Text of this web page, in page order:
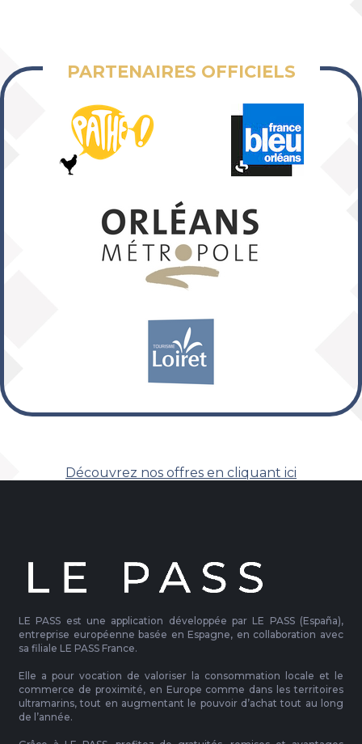
PARTENAIRES OFFICIELS
Découvrez nos offres en cliquant ici
LE PASS est une application développée par LE PASS (España),
entreprise européenne basée en Espagne, en collaboration avec
sa filiale LE PASS France.
Elle a pour vocation de valoriser la consommation locale et le
commerce de proximité, en Europe comme dans les territoires
ultramarins, tout en augmentant le pouvoir d’achat tout au long
de l’année.